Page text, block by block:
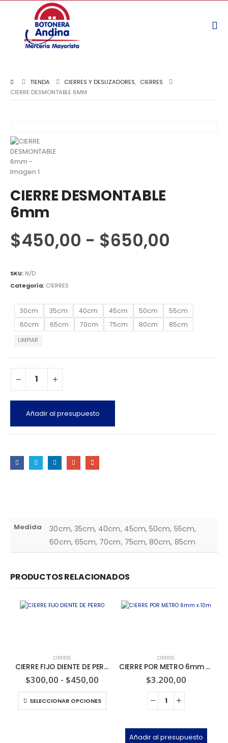
TIENDA CIERRES Y DESLIZADORES, CIERRES
CIERRE DESMONTABLE 6MM
CIERRE DESMONTABLE
6mm
$450,00 - $650,00
SKU: N/D
Categoría: CIERRES
30cm 35cm 40cm 45cm 50cm
55cm
60cm
65cm 70cm 75cm 80cm 85cm
LIMPIAR
Añadir al presupuesto
Medida
30cm, 35cm, 40cm, 45cm, 50cm, 55cm,
60cm, 65cm, 70cm, 75cm, 80cm, 85cm
PRODUCTOS RELACIONADOS
CIERRES
CIERRE FIJO DIENTE DE PERRO
$300,00 - $450,00
SELECCIONAR OPCIONES
CIERRES
CIERRE POR METRO 6mm x 10m
$3.200,00
Añadir al presupuesto